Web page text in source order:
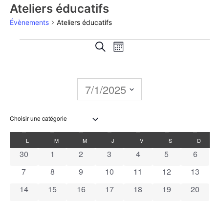
Ateliers éducatifs
Évènements Ateliers éducatifs
Recherche
navigation
vues
Évènements
RechercheNavigation
vues
Évènement
Mois
7/1/2025
Sélectionnez
une
date.Calendrier
de
Évènements
L M M J V S D
0 évènements
30 0 évènements
1 0 évènements
2 0 évènements
3 0 évènements
4 0 évènements
5 0
6
0 évènements
7 0 évènements
8 0 évènements
9 0 évènements
10 0 évènements
11 0 évènements
12 0
13
0 évènements
14 0 évènements
15 0 évènements
16 0 évènements
17 0 évènements
18 0 évènements
19 0
20